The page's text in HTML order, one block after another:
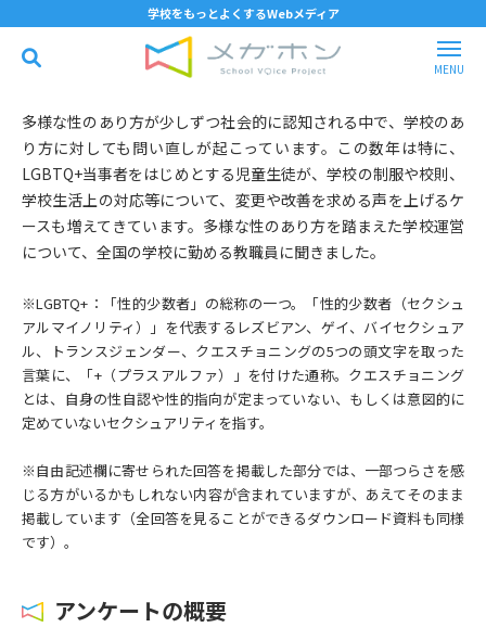
学校をもっとよくするWebメディア
多様な性のあり方が少しずつ社会的に認知される中で、学校のあ
り方に対しても問い直しが起こっています。この数年は特に、
LGBTQ+当事者をはじめとする児童生徒が、学校の制服や校則、
学校生活上の対応等について、変更や改善を求める声を上げるケ
ースも増えてきています。多様な性のあり方を踏まえた学校運営
について、全国の学校に勤める教職員に聞きました。
※LGBTQ+：「性的少数者」の総称の一つ。「性的少数者（セクシュ
アルマイノリティ）」を代表するレズビアン、ゲイ、バイセクシュア
ル、トランスジェンダー、クエスチョニングの5つの頭文字を取った
言葉に、「+（プラスアルファ）」を付けた通称。クエスチョニング
とは、自身の性自認や性的指向が定まっていない、もしくは意図的に
定めていないセクシュアリティを指す。
※自由記述欄に寄せられた回答を掲載した部分では、一部つらさを感
じる方がいるかもしれない内容が含まれていますが、あえてそのまま
掲載しています（全回答を見ることができるダウンロード資料も同様
です）。
アンケートの概要